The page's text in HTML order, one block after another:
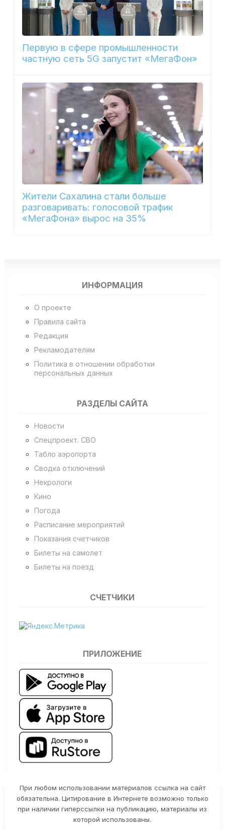
Первую в сфере промышленности
частную сеть 5G запустит «МегаФон»
Жители Сахалина стали больше
разговаривать: голосовой трафик
«МегаФона» вырос на 35%
ИНФОРМАЦИЯ
О проекте
Правила сайта
Редакция
Рекламодателям
Политика в отношении обработки
персональных данных
РАЗДЕЛЫ САЙТА
Новости
Спецпроект. СВО
Табло аэропорта
Сводка отключений
Некрологи
Кино
Погода
Расписание мероприятий
Показания счетчиков
Билеты на самолет
Билеты на поезд
СЧЕТЧИКИ
ПРИЛОЖЕНИЕ
При любом использовании материалов ссылка на сайт
обязательна. Цитирование в Интернете возможно только
при наличии гиперссылки на публикацию, материалы из
которой использованы.